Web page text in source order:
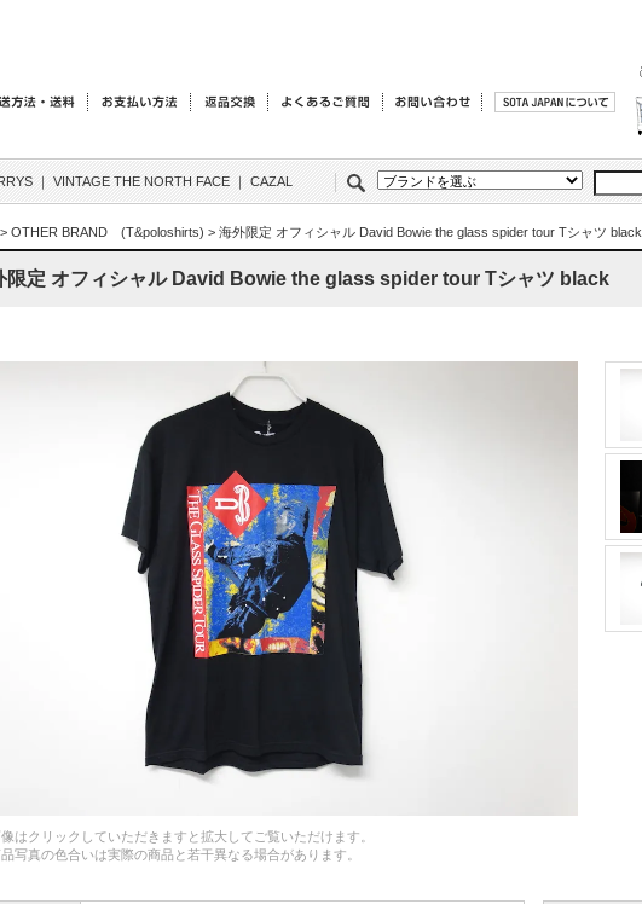
｜ VINTAGE THE NORTH FACE ｜ CAZAL
OTHER BRAND (T&poloshirts) > 海外限定 オフィシャル David Bowie the glass spider tour Tシャツ black
限定 オフィシャル David Bowie the glass spider tour Tシャツ black
はクリックしていただきますと拡大してご覧いただけます。
写真の色合いは実際の商品と若干異なる場合があります。